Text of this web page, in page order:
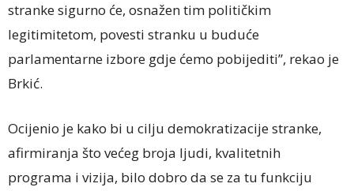
stranke sigurno će, osnažen tim političkim
legitimitetom, povesti stranku u buduće
parlamentarne izbore gdje ćemo pobijediti”, rekao je
Brkić.
Ocijenio je kako bi u cilju demokratizacije stranke,
afirmiranja što većeg broja ljudi, kvalitetnih
programa i vizija, bilo dobro da se za tu funkciju